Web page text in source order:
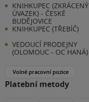
KNIHKUPEC (ZKRÁCENÝ
ÚVAZEK) - ČESKÉ
BUDĚJOVICE
KNIHKUPEC (TŘEBÍČ)
VEDOUCÍ PRODEJNY
(OLOMOUC - OC HANÁ)
Volné pracovní pozice
Platební metody